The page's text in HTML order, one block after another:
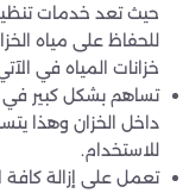
حيث تعد خدمات
للحفاظ على مياه
خزانات المياه في
تساهم بشكل كبير في
داخل الخزان وهذا
للاستخدام.
تعمل على إزالة كافة